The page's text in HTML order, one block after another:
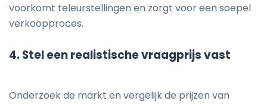
voorkomt teleurstellingen en zorgt voor een soepel
verkoopproces.
4.Stel een realistische vraagprijs vast
Onderzoek de markt en vergelijk de prijzen van